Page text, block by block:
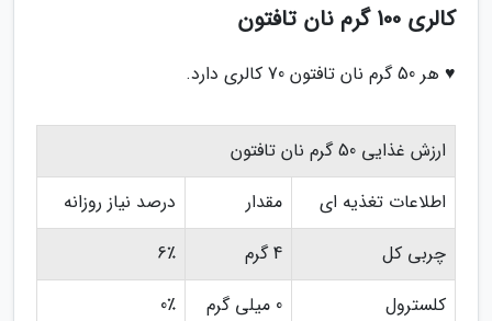
کالری 100 گرم نان تافتون
♥ هر 50 گرم نان تافتون 70 کالری دارد.
ارزش غذایی 50 گرم نان تافتون
اطلاعات تغذیه ای
مقدار
درصد نیاز روزانه
چربی کل
4 گرم
6٪
کلسترول
0 میلی گرم
0٪